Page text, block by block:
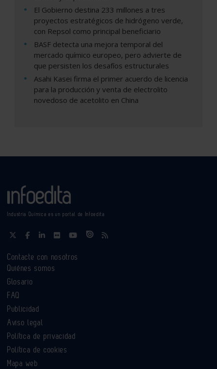
El Gobierno destina 233 millones a tres
proyectos estratégicos de hidrógeno verde,
con Repsol como principal beneficiario
BASF detecta una mejora temporal del
mercado químico europeo, pero advierte de
que persisten los desafíos estructurales
Asahi Kasei firma el primer acuerdo de licencia
para la producción y venta de electrolito
novedoso de acetolito en China
Industria Química es un portal de Infoedita
Contacte con nosotros
Quiénes somos
Glosario
FAQ
Publicidad
Aviso legal
Política de privacidad
Política de cookies
Mapa web